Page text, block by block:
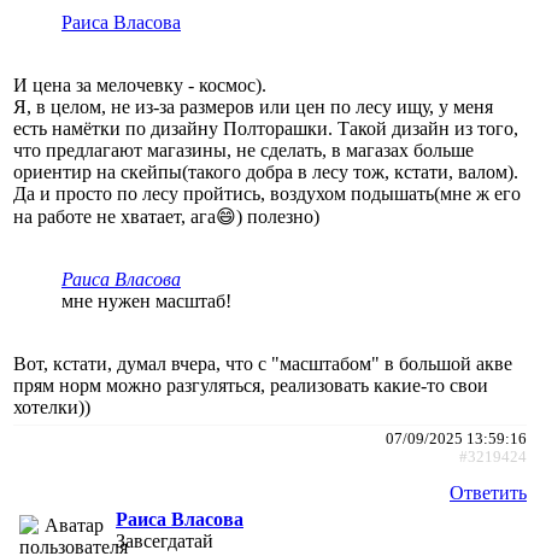
Раиса Власова
И цена за мелочевку - космос).
Я, в целом, не из-за размеров или цен по лесу ищу, у меня
есть намётки по дизайну Полторашки. Такой дизайн из того,
что предлагают магазины, не сделать, в магазах больше
ориентир на скейпы(такого добра в лесу тож, кстати, валом).
Да и просто по лесу пройтись, воздухом подышать(мне ж его
на работе не хватает, ага😄) полезно)
Раиса Власова
мне нужен масштаб!
Вот, кстати, думал вчера, что с "масштабом" в большой акве
прям норм можно разгуляться, реализовать какие-то свои
хотелки))
07/09/2025 13:59:16
#3219424
Ответить
Раиса Власова
Завсегдатай